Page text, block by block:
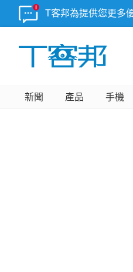
T客邦為提供您更多
新聞 產品 手機